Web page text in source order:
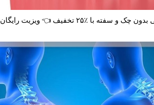
ایمپلنت اقساطی بدون چک و سفته با ٪۲۵ تخفیف 👈 ویزیت رایگان